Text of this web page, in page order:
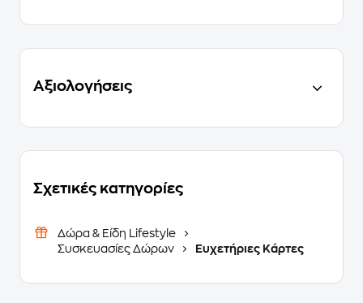
Αξιολογήσεις
Σχετικές κατηγορίες
Δώρα & Είδη Lifestyle
Συσκευασίες Δώρων
Ευχετήριες Κάρτες